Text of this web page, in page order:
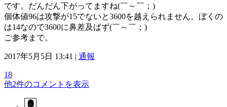
です。だんだん下がってますね(￣～￣；)
個体値96は攻撃が15でないと3600を越えられません。ぼくの
は14なので3600に鼻差及ばず(￣～￣；)
ご参考まで。
2017年5月5日 13:41 | 通報
18
他2件のコメントを表示